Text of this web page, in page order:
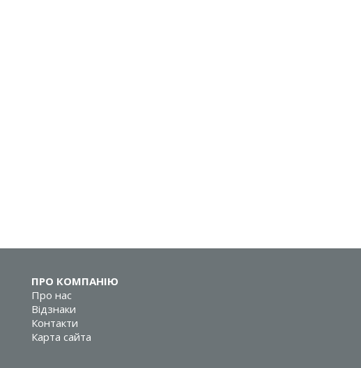
ПРО КОМПАНІЮ
Про нас
Відзнаки
Контакти
Карта сайта